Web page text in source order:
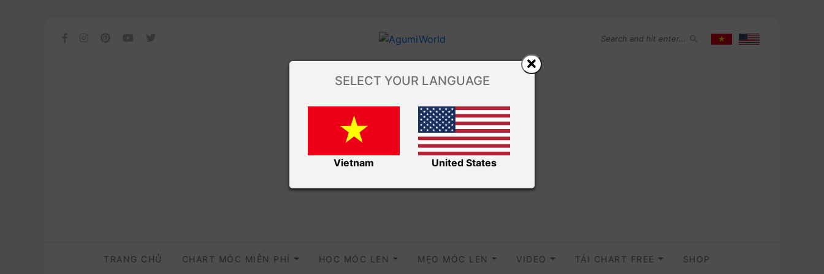
TRANG CHỦ CHART MÓC MIỄN PHÍ HỌC MÓC LEN MẸO MÓC LEN VIDEO TẢI CHART FREE SHOP
SELECT YOUR LANGUAGE
Vietnam United States